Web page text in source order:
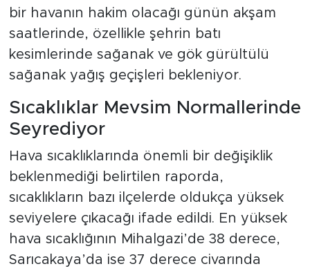
bir havanın hakim olacağı günün akşam
saatlerinde, özellikle şehrin batı
kesimlerinde sağanak ve gök gürültülü
sağanak yağış geçişleri bekleniyor.
Sıcaklıklar Mevsim Normallerinde
Seyrediyor
Hava sıcaklıklarında önemli bir değişiklik
beklenmediği belirtilen raporda,
sıcaklıkların bazı ilçelerde oldukça yüksek
seviyelere çıkacağı ifade edildi. En yüksek
hava sıcaklığının Mihalgazi’de 38 derece,
Sarıcakaya’da ise 37 derece civarında